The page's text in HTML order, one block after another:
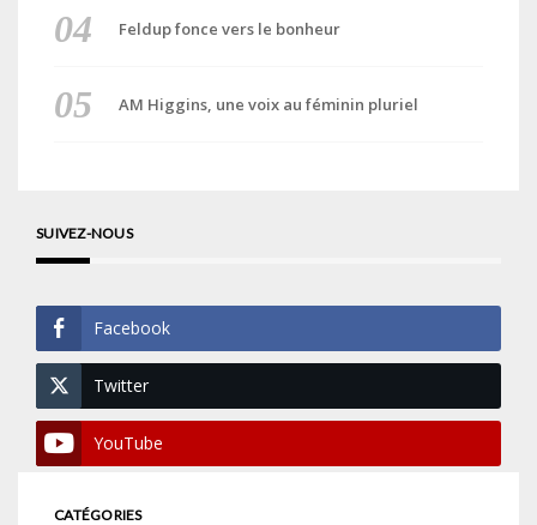
Feldup fonce vers le bonheur
AM Higgins, une voix au féminin pluriel
SUIVEZ-NOUS
Facebook
Twitter
YouTube
CATÉGORIES